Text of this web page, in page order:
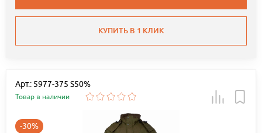
КУПИТЬ В 1 КЛИК
Арт.: 5977-375 S50%
Товар в наличии
-30%